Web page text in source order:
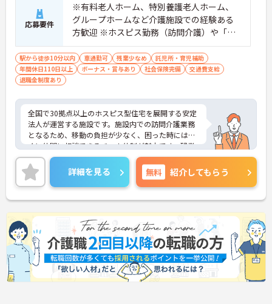
応募要件
※有料老人ホーム、特別養護老人ホーム、
グループホームなど介護施設での経験ある
方歓迎 ※ホスピス勤務（訪問介護）や「看
取り」が初めての方も可
駅から徒歩10分以内 車通勤可 残業少なめ
託児所・育児補助
年間休日110日以上
ボーナス・賞与あり 社会保険完備
交通費支給
退職金制度あり
全国で30拠点以上のホスピス型住宅を展開する安定
法人が運営する施設です。施設内での訪問介護業務
となるため、移動の負担が少なく、困った時にはす
ぐに仲間に相談できるチーム体制が魅力です。残業
は全社平均残業月5時間程度と少なく、3日以上の連
続休暇で支援金が支給される独自の制度や、美容皮
膚科などの割引が受けられる福利厚生も充実してい
ます。ホスピスケアが初めてでも、充実した入社時
研修と資格取得支援制度を活用し、専門性を高めな
がらご自身のキャリアアップを目指すことができま
す。ご入居者さまの生きる喜びに寄り添いながらチ
ームで協力しながらより良いケアを提供したい方に
ぴったりの環境です。
★おすすめPOINT★
【「看取り・難病ケアのプロ」として成長できる環
詳細を見る 無料 紹介してもらう